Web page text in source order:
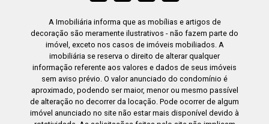
A Imobiliária informa que as mobílias e artigos de
decoração são meramente ilustrativos - não fazem parte do
imóvel, exceto nos casos de imóveis mobiliados. A
imobiliária se reserva o direito de alterar qualquer
informação referente aos valores e dados de seus imóveis
sem aviso prévio. O valor anunciado do condomínio é
aproximado, podendo ser maior, menor ou mesmo passível
de alteração no decorrer da locação. Pode ocorrer de algum
imóvel anunciado no site não estar mais disponível devido à